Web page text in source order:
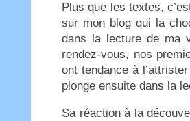
Plus que les textes,
sur mon blog qui la
dans la lecture de ma
rendez-vous, nos
ont tendance à
plonge ensuite dans la
Sa réaction à la